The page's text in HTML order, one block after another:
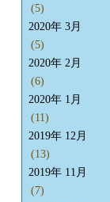
(5)
2020年 3月
(5)
2020年 2月
(6)
2020年 1月
(11)
2019年 12月
(13)
2019年 11月
(7)